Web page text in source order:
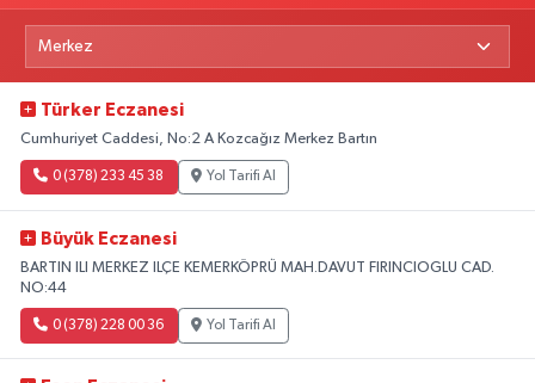
Türker Eczanesi
Cumhuriyet Caddesi, No:2 A Kozcağız Merkez Bartın
0 (378) 233 45 38 Yol Tarifi Al
Büyük Eczanesi
BARTIN ILI MERKEZ ILÇE KEMERKÖPRÜ MAH.DAVUT FIRINCIOGLU CAD.
NO:44
0 (378) 228 00 36 Yol Tarifi Al